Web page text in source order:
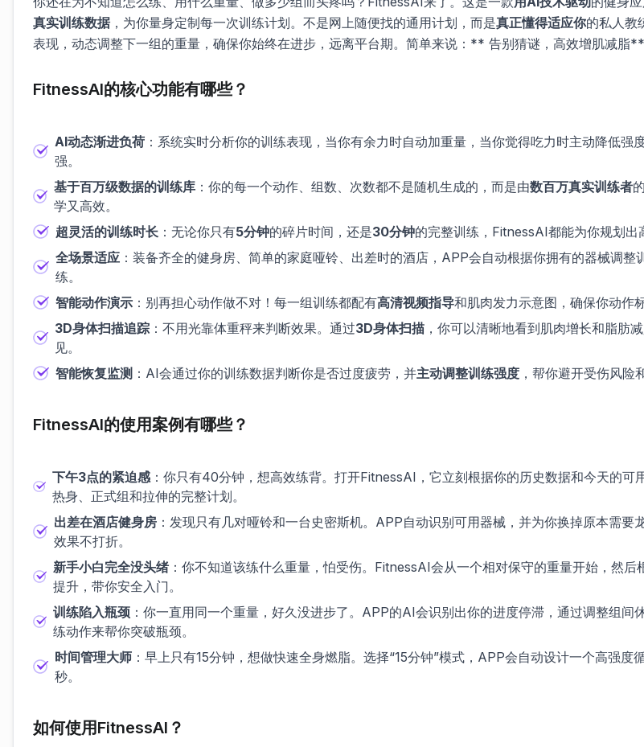
真实训练数据，为你量身定制每一次训练计划。不是网上随便找的通用计划，而是真正懂得适应你的私人教
表现，动态调整下一组的重量，确保你始终在进步，远离平台期。简单来说：** 告别猜谜，高效增肌减脂**
FitnessAI的核心功能有哪些？
AI动态渐进负荷 ：系统实时分析你的训练表现，当你有余力时自动加重量，当你觉得吃力时主动降低强
强。
基于百万级数据的训练库 ：你的每一个动作、组数、次数都不是随机生成的，而是由数百万真实训练者
学又高效。
超灵活的训练时长 ：无论你只有5分钟的碎片时间，还是30分钟的完整训练，FitnessAI都能为你规划出
全场景适应：装备齐全的健身房、简单的家庭哑铃、出差时的酒店，APP会自动根据你拥有的器械调整
练。
智能动作演示 ：别再担心动作做不对！每一组训练都配有高清视频指导和肌肉发力示意图，确保你动作
3D身体扫描追踪 ：不用光靠体重秤来判断效果。通过3D身体扫描 ，你可以清晰地看到肌肉增长和脂肪
见。
智能恢复监测 ：AI会通过你的训练数据判断你是否过度疲劳，并主动调整训练强度 ，帮你避开受伤风险
FitnessAI的使用案例有哪些？
下午3点的紧迫感：你只有40分钟，想高效练背。打开FitnessAI，它立刻根据你的历史数据和今天的可
热身、正式组和拉伸的完整计划。
出差在酒店健身房 ：发现只有几对哑铃和一台史密斯机。APP自动识别可用器械，并为你换掉原本需要
效果不打折。
新手小白完全没头绪 ：你不知道该练什么重量，怕受伤。FitnessAI会从一个相对保守的重量开始，然后
提升，带你安全入门。
训练陷入瓶颈：你一直用同一个重量，好久没进步了。APP的AI会识别出你的进度停滞，通过调整组间
练动作来帮你突破瓶颈。
时间管理大师 ：早上只有15分钟，想做快速全身燃脂。选择“15分钟”模式，APP会自动设计一个高强度
秒。
如何使用FitnessAI？